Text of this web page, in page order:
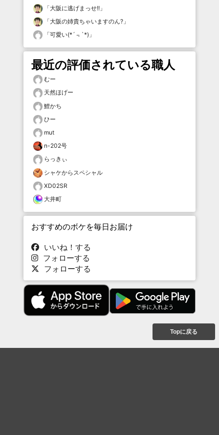
「大阪に逃げまっせ!! 」
「大阪の姉貴ちゃいますのん? 」
「可愛い(*´﹃`*) 」
最近の評価されている職人
むー
天然ほげー
鯉かち
ひー
mut
n-202号
らっきぃ
シャケからスペシャル
XD02SR
大井町
おすすめのボケを毎日お届け
いいね！する
フォローする
フォローする
Topに戻る